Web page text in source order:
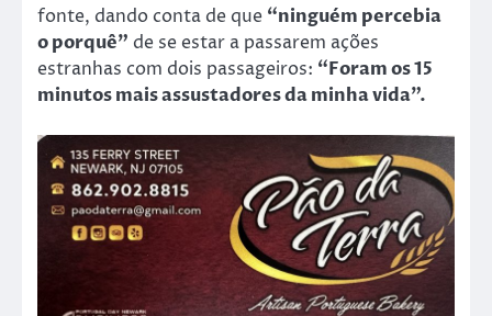
fonte, dando conta de que “ninguém percebia
o porquê” de se estar a passarem ações
estranhas com dois passageiros: “Foram os 15
minutos mais assustadores da minha vida”.